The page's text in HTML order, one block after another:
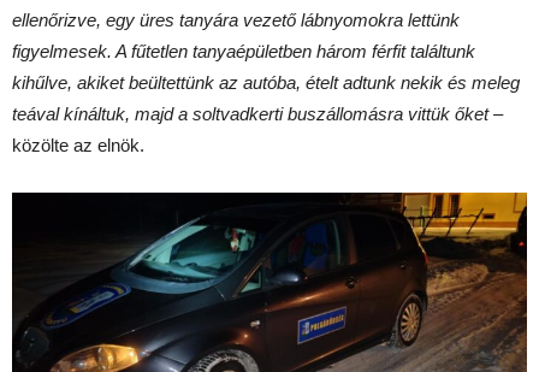
ellenőrizve, egy üres tanyára vezető lábnyomokra lettünk
figyelmesek. A fűtetlen tanyaépületben három férfit találtunk
kihűlve, akiket beültettünk az autóba, ételt adtunk nekik és meleg
teával kínáltuk, majd a soltvadkerti buszállomásra vittük őket–
közölte az elnök.